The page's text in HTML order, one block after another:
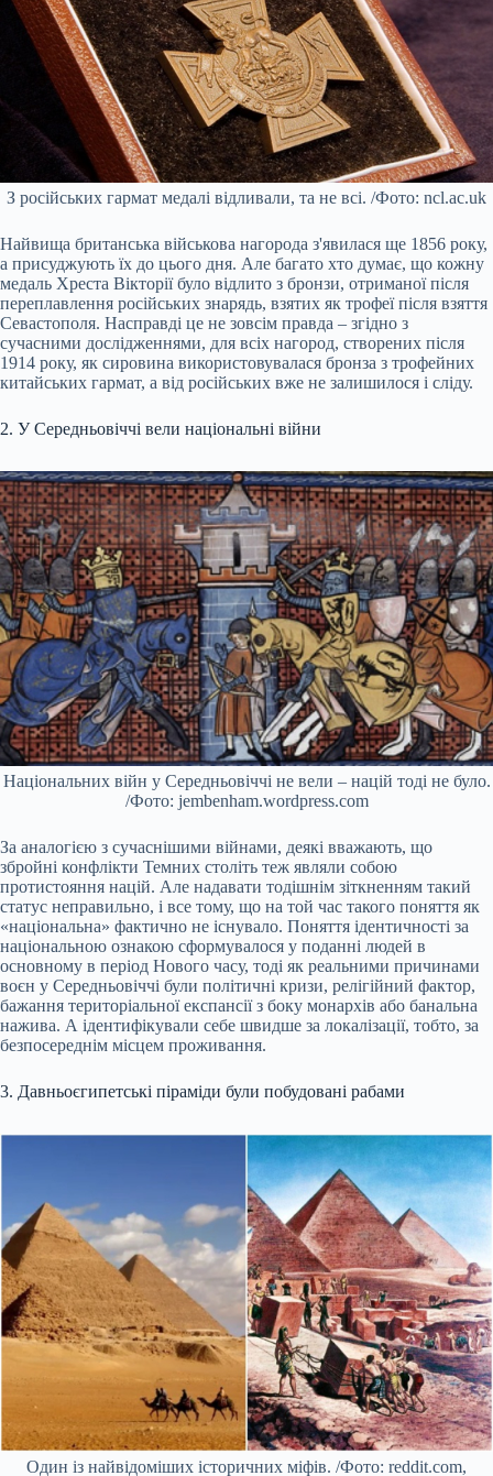
З російських гармат медалі відливали, та не всі. /Фото: ncl.ac.uk
Найвища британська військова нагорода з'явилася ще 1856 року,
а присуджують їх до цього дня. Але багато хто думає, що кожну
медаль Хреста Вікторії було відлито з бронзи, отриманої після
переплавлення російських знарядь, взятих як трофеї після взяття
Севастополя. Насправді це не зовсім правда – згідно з
сучасними дослідженнями, для всіх нагород, створених після
1914 року, як сировина використовувалася бронза з трофейних
китайських гармат, а від російських вже не залишилося і сліду.
2. У Середньовіччі вели національні війни
Національних війн у Середньовіччі не вели – націй тоді не було.
/Фото: jembenham.wordpress.com
За аналогією з сучаснішими війнами, деякі вважають, що
збройні конфлікти Темних століть теж являли собою
протистояння націй. Але надавати тодішнім зіткненням такий
статус неправильно, і все тому, що на той час такого поняття як
«національна» фактично не існувало. Поняття ідентичності за
національною ознакою сформувалося у поданні людей в
основному в період Нового часу, тоді як реальними причинами
воєн у Середньовіччі були політичні кризи, релігійний фактор,
бажання територіальної експансії з боку монархів або банальна
нажива. А ідентифікували себе швидше за локалізації, тобто, за
безпосереднім місцем проживання.
3. Давньоєгипетські піраміди були побудовані рабами
Один із найвідоміших історичних міфів. /Фото: reddit.com,